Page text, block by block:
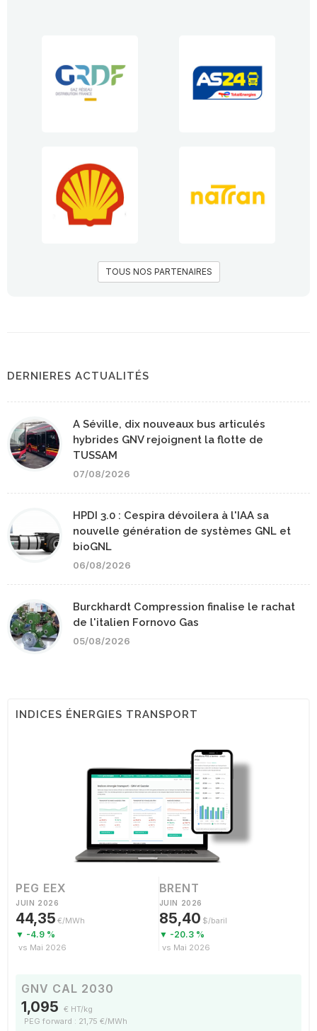
TOUS NOS PARTENAIRES
DERNIERES ACTUALITÉS
A Séville, dix nouveaux bus articulés
hybrides GNV rejoignent la flotte de
TUSSAM
07/08/2026
HPDI 3.0 : Cespira dévoilera à l'IAA sa
nouvelle génération de systèmes GNL et
bioGNL
06/08/2026
Burckhardt Compression finalise le rachat
de l'italien Fornovo Gas
05/08/2026
INDICES ÉNERGIES TRANSPORT
PEG EEX
JUIN 2026
44,35 €/MWh
▼ -4.9 %
vs Mai 2026
BRENT
JUIN 2026
85,40 $/baril
▼ -20.3 %
vs Mai 2026
GNV CAL 2030
1,095 € HT/kg
PEG forward : 21,75 €/MWh